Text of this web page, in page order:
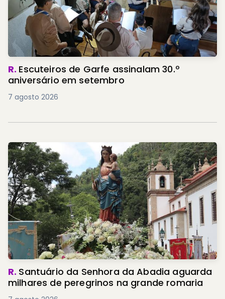
R. Escuteiros de Garfe assinalam 30.º
aniversário em setembro
7 agosto 2026
R. Santuário da Senhora da Abadia aguarda
milhares de peregrinos na grande romaria